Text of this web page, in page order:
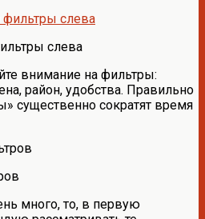
слева
внимание на фильтры:
район, удобства. Правильно
существенно сократят время
много, то, в первую